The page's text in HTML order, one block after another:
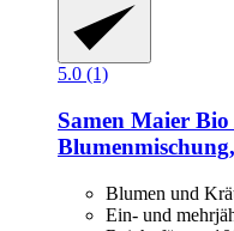
5.0 (1)
Samen Maier Bio
Blumen und
Ein- und